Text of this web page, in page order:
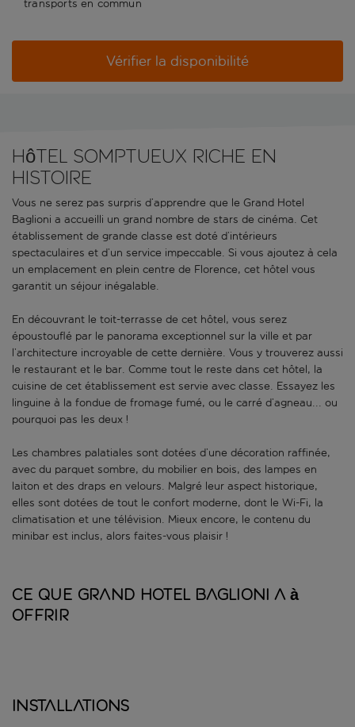
transports en commun
Vérifier la disponibilité
Hôtel somptueux riche en
histoire
Vous ne serez pas surpris d’apprendre que le Grand Hotel
Baglioni a accueilli un grand nombre de stars de cinéma. Cet
établissement de grande classe est doté d’intérieurs
spectaculaires et d’un service impeccable. Si vous ajoutez à cela
un emplacement en plein centre de Florence, cet hôtel vous
garantit un séjour inégalable.
En découvrant le toit-terrasse de cet hôtel, vous serez
époustouflé par le panorama exceptionnel sur la ville et par
l’architecture incroyable de cette dernière. Vous y trouverez aussi
le restaurant et le bar. Comme tout le reste dans cet hôtel, la
cuisine de cet établissement est servie avec classe. Essayez les
linguine à la fondue de fromage fumé, ou le carré d’agneau... ou
pourquoi pas les deux !
Les chambres palatiales sont dotées d’une décoration raffinée,
avec du parquet sombre, du mobilier en bois, des lampes en
laiton et des draps en velours. Malgré leur aspect historique,
elles sont dotées de tout le confort moderne, dont le Wi-Fi, la
climatisation et une télévision. Mieux encore, le contenu du
minibar est inclus, alors faites-vous plaisir !
Ce que Grand Hotel Baglioni a à
offrir
Installations